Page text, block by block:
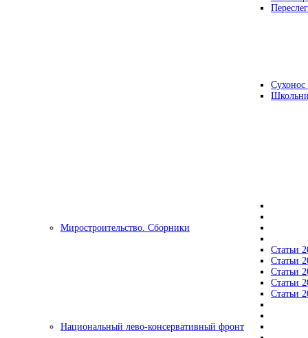
Миростроительство. Сборники
Статьи
Статьи
Статьи
Статьи
Статьи
Национальный лево-консервативный фронт